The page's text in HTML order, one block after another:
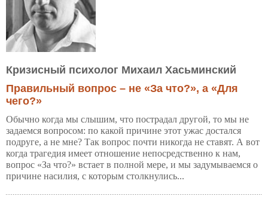
Кризисный психолог Михаил Хасьминский
Правильный вопрос – не «За что?», а «Для
чего?»
Обычно когда мы слышим, что пострадал другой, то мы не
задаемся вопросом: по какой причине этот ужас достался
подруге, а не мне? Так вопрос почти никогда не ставят. А вот
когда трагедия имеет отношение непосредственно к нам,
вопрос «За что?» встает в полной мере, и мы задумываемся о
причине насилия, с которым столкнулись...